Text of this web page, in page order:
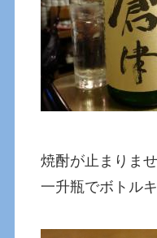
焼酎が止まりませ
一升瓶でボトル